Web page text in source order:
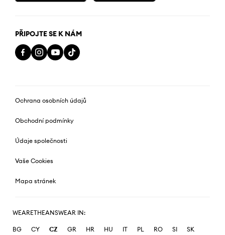
PŘIPOJTE SE K NÁM
Ochrana osobních údajů
Obchodní podmínky
Údaje společnosti
Vaše Cookies
Mapa stránek
WEARETHEANSWEAR IN:
BG CY CZ GR HR HU IT PL RO SI SK